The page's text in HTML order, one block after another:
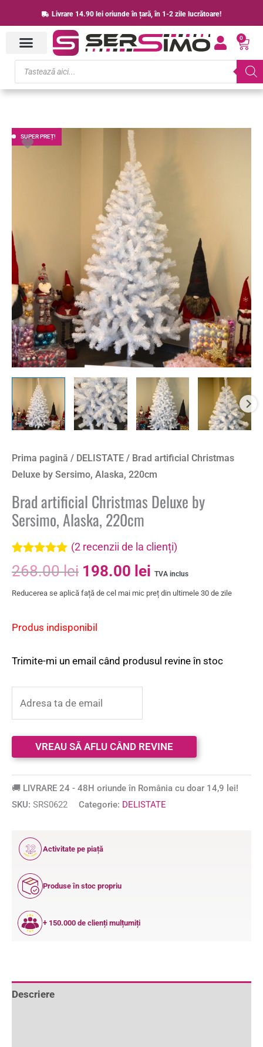
to
content
Livrare 14.90 lei oriunde în țară, în 1-2 zile lucrătoare!
0
Cart
Products
search
SUPER PREȚ!
Prima pagină / DELISTATE / Brad artificial Christmas
Deluxe by Sersimo, Alaska, 220cm
Brad artificial Christmas Deluxe by
Sersimo, Alaska, 220cm
Evaluat la
5.00din 5 pe
2
evaluări de
(2 recenzii de la clienți)
268.00lei
268.00 lei.
198.00 lei TVA inclus
Reducerea se aplică față de cel mai mic preț din ultimele 30 de zile
Produs indisponibil
Trimite-mi un email când produsul revine în stoc
🚚 LIVRARE 24 - 48H oriunde în România cu doar 14,9 lei!
SKU: SRS0622 Categorie: DELISTATE
12
ANI
Activitate pe piață
Produse în stoc propriu
+ 150.000 de clienți mulțumiți
Descriere